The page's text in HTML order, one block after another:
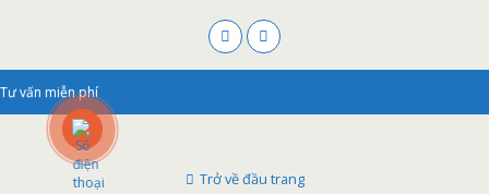
Tư vấn miễn phí
Trở về đầu trang